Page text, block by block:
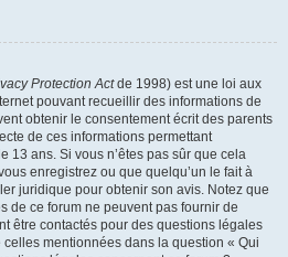
Protection Actde 1998) est une loi aux
pouvant recueillir des informations de
obtenir le consentement écrit des parents
de ces informations permettant
13 ans. Si vous n’êtes pas sûr que cela
enregistrez ou que quelqu’un le fait à
juridique pour obtenir son avis. Notez que
de ce forum ne peuvent pas fournir de
être contactés pour des questions légales
celles mentionnées dans la question « Qui